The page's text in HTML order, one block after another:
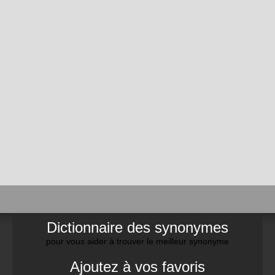
Dictionnaire des synonymes
pour vous aider à trouver le meilleur synonyme
Ajoutez à vos favoris